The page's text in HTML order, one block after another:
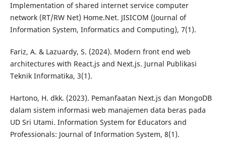
Implementation of shared internet service computer
network (RT/RW Net) Home.Net. JISICOM (Journal of
Information System, Informatics and Computing), 7(1).
Fariz, A. & Lazuardy, S. (2024). Modern front end web
architectures with React.js and Next.js. Jurnal Publikasi
Teknik Informatika, 3(1).
Hartono, H. dkk. (2023). Pemanfaatan Next.js dan MongoDB
dalam sistem informasi web manajemen data beras pada
UD Sri Utami. Information System for Educators and
Professionals: Journal of Information System, 8(1).